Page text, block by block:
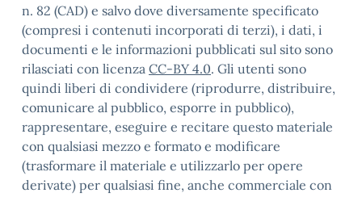
n. 82 (CAD) e salvo dove diversamente specificato
(compresi i contenuti incorporati di terzi), i dati, i
documenti e le informazioni pubblicati sul sito sono
rilasciati con licenza CC-BY 4.0. Gli utenti sono
quindi liberi di condividere (riprodurre, distribuire,
comunicare al pubblico, esporre in pubblico),
rappresentare, eseguire e recitare questo materiale
con qualsiasi mezzo e formato e modificare
(trasformare il materiale e utilizzarlo per opere
derivate) per qualsiasi fine, anche commerciale con